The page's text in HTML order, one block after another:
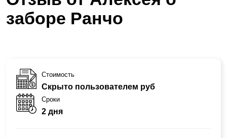
заборе Ранчо
Стоимость
Скрыто пользователем руб
Сроки
2 дня